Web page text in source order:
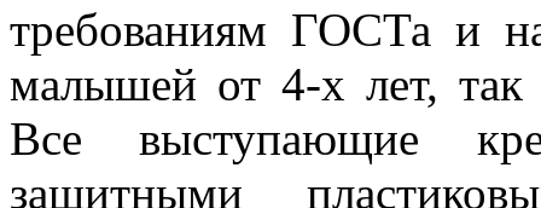
требованиям ГОСТа и
малышей от 4-х лет, так
Все выступающие
защитными